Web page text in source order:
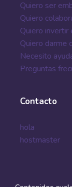
Quiero ser
Quiero
Quiero invertir
Quiero darme
Necesito
Preguntas
Contacto
hola
hostmaster